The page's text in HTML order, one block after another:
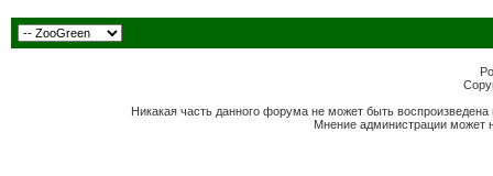
Никакая часть данного форума не может быть
Мнение администрации может